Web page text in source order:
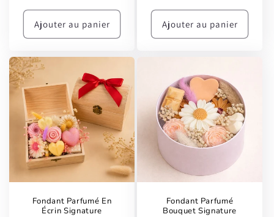
Ajouter au panier Ajouter au panier
Fondant Parfumé En
Écrin Signature
Fondant Parfumé
Bouquet Signature